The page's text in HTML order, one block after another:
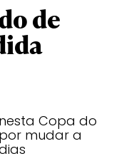
de
Copa do
mudar a